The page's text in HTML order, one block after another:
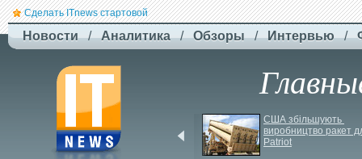
Сделать ITnews стартовой
Новости / Аналитика / Обзоры / Интервью /
платною через високі
витрати на роботу ІІ
США збільшують
виробництво ракет
Patriot